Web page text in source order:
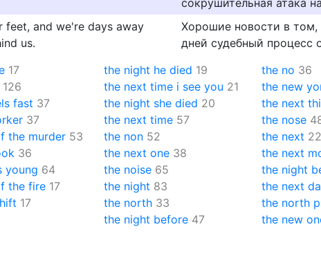
сокрушительная атака
feet, and we're days away
us.
Хорошие новости в том,
дней судебный процесс
17
126
fast 37
37
the murder 53
36
young 64
the fire 17
17
the night he died 19
the next time i see you 21
the night she died 20
the next time 57
the non 52
the next one 38
the noise 65
the night 83
the north 33
the night before 47
the no 36
the new
the next
the nose
the next
the next
the night
the next
the north
the new